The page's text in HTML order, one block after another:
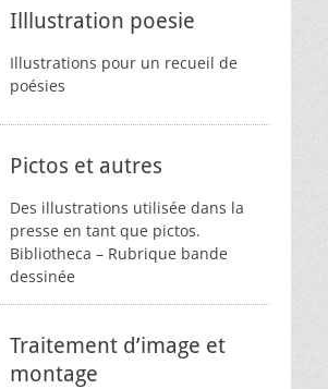
Illlustration poesie
Illustrations pour un recueil de
poésies
Pictos et autres
Des illustrations utilisée dans la
presse en tant que pictos.
Bibliotheca – Rubrique bande
dessinée
Traitement d’image et
montage